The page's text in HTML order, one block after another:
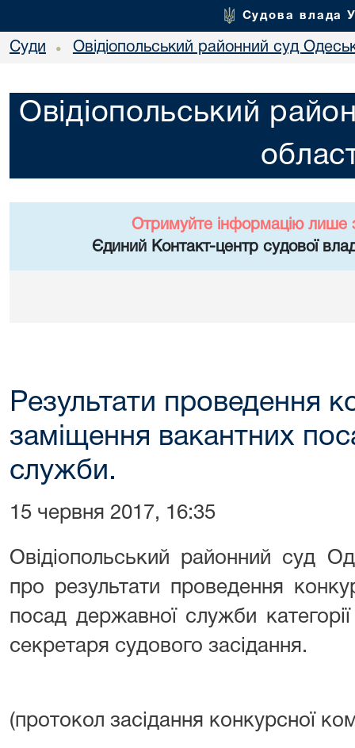
Судова влада
Суди • Овідіопольський районний суд
Овідіопольський
Отримуйте інформацію лише
Єдиний Контакт-центр судової
Результати проведення
заміщення вакантних
служби.
15 червня 2017, 16:35
Овідіопольський районний суд
про результати проведення
посад державної служби
секретаря судового засідання.
(протокол засідання конкурсної